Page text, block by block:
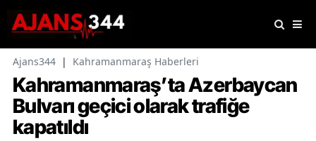
Ajans344 | Kahramanmaraş Haberleri
Kahramanmaraş’ta Azerbaycan
Bulvarı geçici olarak trafiğe
kapatıldı